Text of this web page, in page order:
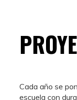
Cada año se
escuela con